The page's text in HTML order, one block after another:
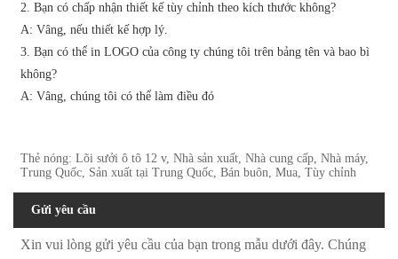
2. Bạn có chấp nhận thiết kế tùy chỉnh theo kích thước không?
A: Vâng, nếu thiết kế hợp lý.
3. Bạn có thể in LOGO của công ty chúng tôi trên bảng tên và bao bì
không?
A: Vâng, chúng tôi có thể làm điều đó
Thẻ nóng: Lõi sưởi ô tô 12 v, Nhà sản xuất, Nhà cung cấp, Nhà máy,
Trung Quốc, Sản xuất tại Trung Quốc, Bán buôn, Mua, Tùy chỉnh
Gửi yêu cầu
Xin vui lòng gửi yêu cầu của bạn trong mẫu dưới đây. Chúng